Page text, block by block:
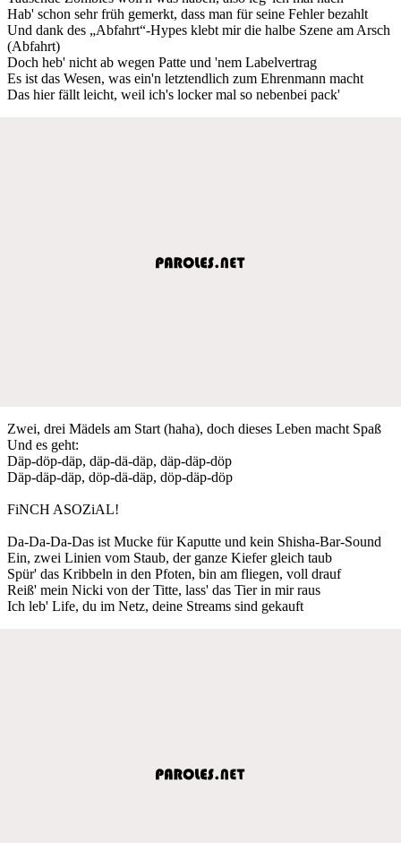
Hab' schon sehr früh gemerkt, dass man für seine Fehler bezahlt
Und dank des „Abfahrt“-Hypes klebt mir die halbe Szene am Arsch
(Abfahrt)
Doch heb' nicht ab wegen Patte und 'nem Labelvertrag
Es ist das Wesen, was ein'n letztendlich zum Ehrenmann macht
Das hier fällt leicht, weil ich's locker mal so nebenbei pack'
Zwei, drei Mädels am Start (haha), doch dieses Leben macht Spaß
Und es geht:
Däp-döp-däp, däp-dä-däp, däp-däp-döp
Däp-däp-däp, döp-dä-däp, döp-däp-döp
FiNCH ASOZiAL!
Da-Da-Da-Das ist Mucke für Kaputte und kein Shisha-Bar-Sound
Ein, zwei Linien vom Staub, der ganze Kiefer gleich taub
Spür' das Kribbeln in den Pfoten, bin am fliegen, voll drauf
Reiß' mein Nicki von der Titte, lass' das Tier in mir raus
Ich leb' Life, du im Netz, deine Streams sind gekauft